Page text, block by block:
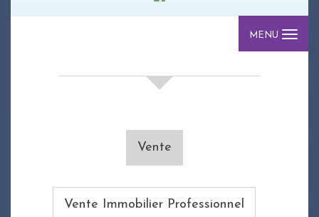
MENU
Vente
Vente Immobilier Professionnel